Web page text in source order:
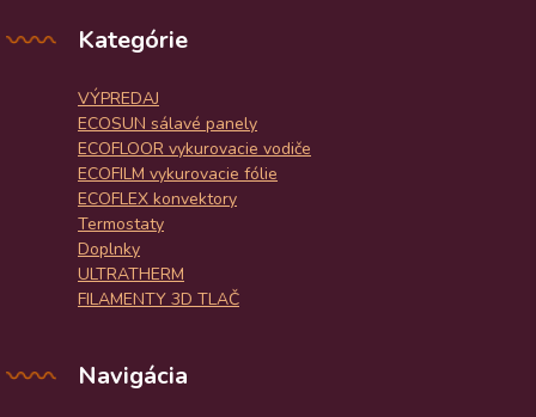
Kategórie
VÝPREDAJ
ECOSUN sálavé panely
ECOFLOOR vykurovacie vodiče
ECOFILM vykurovacie fólie
ECOFLEX konvektory
Termostaty
Doplnky
ULTRATHERM
FILAMENTY 3D TLAČ
Navigácia